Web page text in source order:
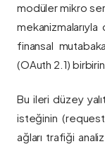
modüler mikro
finansal
(OAuth 2.1)
Bu ileri düzey
isteğinin
ağları trafiği